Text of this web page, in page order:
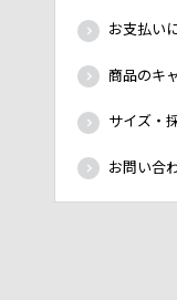
お支払い
商品のキ
サイズ・
お問い合